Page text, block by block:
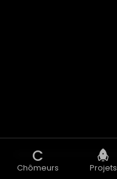
C
Chômeurs Projets